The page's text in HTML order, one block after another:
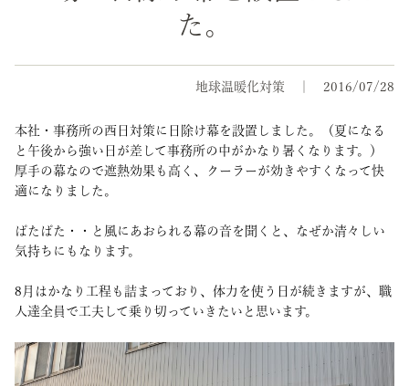
た。
地球温暖化対策 2016/07/28
本社・事務所の西日対策に日除け幕を設置しました。（夏になる
と午後から強い日が差して事務所の中がかなり暑くなります。）
厚手の幕なので遮熱効果も高く、クーラーが効きやすくなって快
適になりました。
ぱたぱた・・と風にあおられる幕の音を聞くと、なぜか清々しい
気持ちにもなります。
8月はかなり工程も詰まっており、体力を使う日が続きますが、職
人達全員で工夫して乗り切っていきたいと思います。